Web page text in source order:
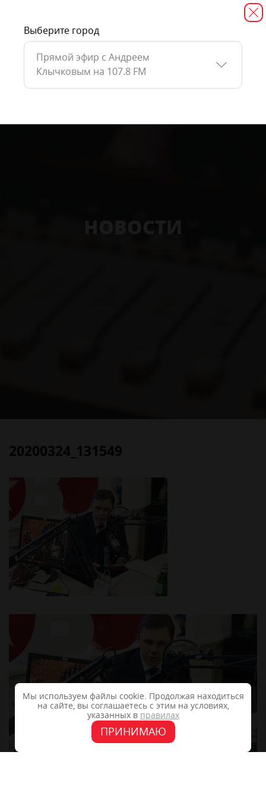
20200324_131549
Мы используем файлы cookie. Продолжая находиться
на сайте, вы соглашаетесь с этим на условиях,
указанных в правилах
ПРИНИМАЮ
Выберите город
Прямой эфир с Андреем
Клычковым на 107.8 FM